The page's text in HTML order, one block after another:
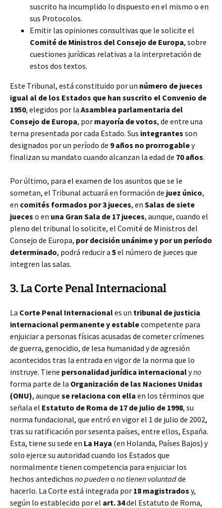
suscrito ha incumplido lo dispuesto en el mismo o en
sus Protocolos.
Emitir las opiniones consultivas que le solicite el
Comité de Ministros del Consejo de Europa, sobre
cuestiones jurídicas relativas a la interpretación de
estos dos textos.
Este Tribunal, está constituido por un número de jueces
igual al de los Estados que han suscrito el Convenio de
1950, elegidos por la Asamblea parlamentaria del
Consejo de Europa, por mayoría de votos, de entre una
terna presentada por cada Estado. Sus integrantes son
designados por un período de 9 años no prorrogabley
finalizan su mandato cuando alcanzan la edad de 70 años.
Por último, para el examen de los asuntos que se le
sometan, el Tribunal actuará en formación de juez único,
en comités formados por 3 jueces, en Salas de siete
jueces o en una Gran Sala de 17 jueces, aunque, cuando el
pleno del tribunal lo solicite, el Comité de Ministros del
Consejo de Europa, por decisión unánime y por un período
determinado, podrá reducir a 5el número de jueces que
integren las salas.
3. La Corte Penal Internacional
La Corte Penal Internacionales un tribunal de justicia
internacional permanente y establecompetente para
enjuiciar a personas físicas acusadas de cometer crímenes
de guerra, genocidio, de lesa humanidad y de agresión
acontecidos tras la entrada en vigor de la norma que lo
instruye. Tiene personalidad jurídica internacionalyno
forma parte de la Organización de las Naciones Unidas
(ONU), aunque se relaciona con ella en los términos que
señala el Estatuto de Roma de 17 de julio de 1998, su
norma fundacional, que entró en vigor el 1 de julio de 2002,
tras su ratificación por sesenta países, entre ellos, España.
Esta, tiene su sede en La Haya (en Holanda, Países Bajos) y
solo ejerce su autoridad cuando los Estados que
normalmente tienen competencia para enjuiciar los
hechos antedichos no puedeno no tienen voluntadde
hacerlo. La Corte está integrada por 18 magistrados y,
según lo establecido por el art. 34del Estatuto de Roma,